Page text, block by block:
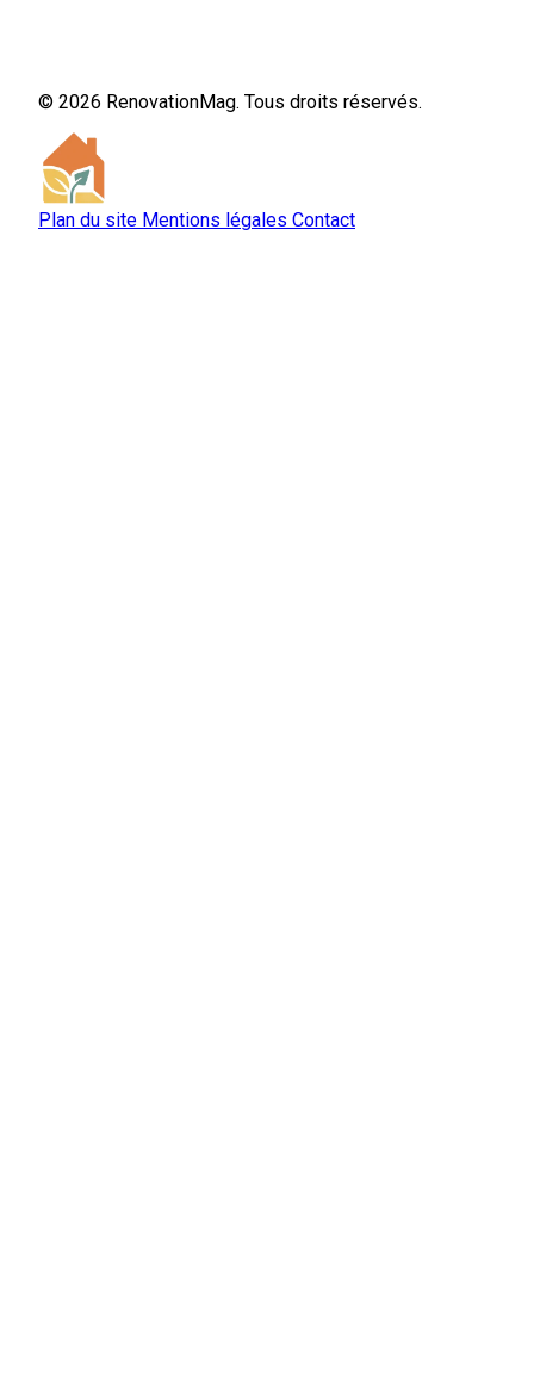
© 2026 RenovationMag. Tous droits réservés.
Plan du site Mentions légales Contact